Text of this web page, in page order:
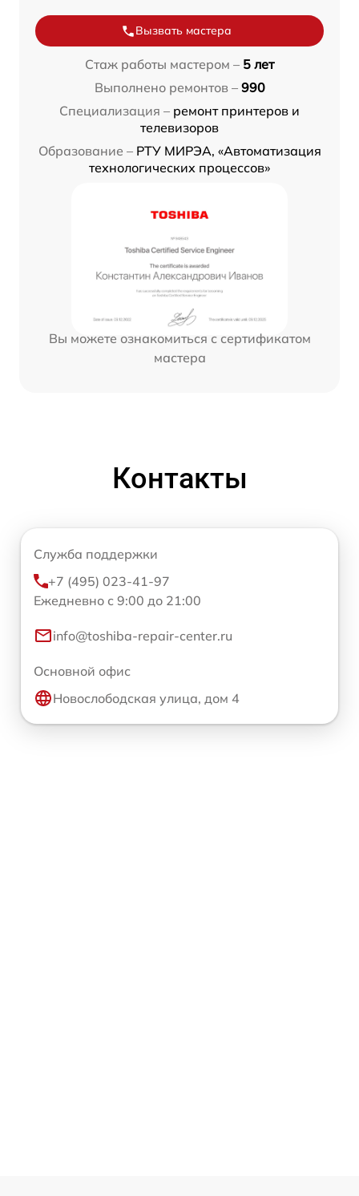
Вызвать мастера
Стаж работы мастером – 5 лет
Выполнено ремонтов – 990
Специализация – ремонт принтеров и
телевизоров
Образование – РТУ МИРЭА, «Автоматизация
технологических процессов»
Вы можете ознакомиться с сертификатом
мастера
Контакты
Служба поддержки
+7 (495) 023-41-97
Ежедневно с 9:00 до 21:00
info@toshiba-repair-center.ru
Основной офис
Новослободская улица, дом 4